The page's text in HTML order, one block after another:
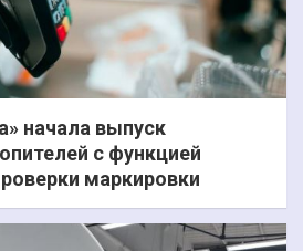
начала выпуск
с функцией
маркировки